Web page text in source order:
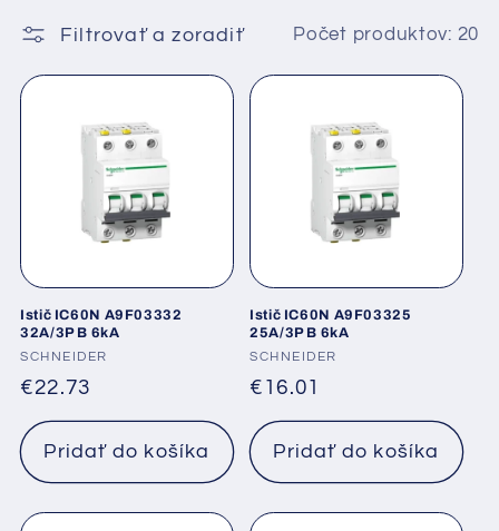
Filtrovať a zoradiť Počet produktov: 20
Istič IC60N A9F03332
32A/3P B 6kA
Dodávateľ:
SCHNEIDER
Normálna
cena
€22.73
Pridať do košíka
Istič IC60N A9F03325
25A/3P B 6kA
Dodávateľ:
SCHNEIDER
Normálna
cena
€16.01
Pridať do košíka